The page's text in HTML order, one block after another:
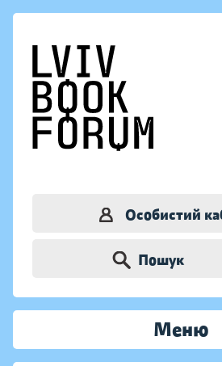
Особистий
Пошук
Меню